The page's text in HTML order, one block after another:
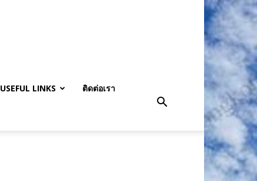
USEFUL LINKS ติดต่อเรา